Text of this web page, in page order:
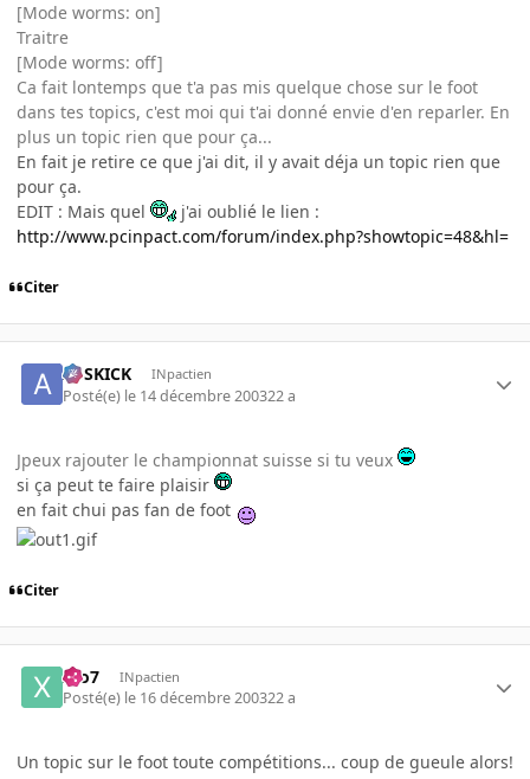
[Mode worms: on]
Traitre
[Mode worms: off]
Ca fait lontemps que t'a pas mis quelque chose sur le foot
dans tes topics, c'est moi qui t'ai donné envie d'en reparler. En
plus un topic rien que pour ça...
En fait je retire ce que j'ai dit, il y avait déja un topic rien que
pour ça.
EDIT : Mais quel
j'ai oublié le lien :
http://www.pcinpact.com/forum/index.php?showtopic=48&hl=
Citer
ASSKICK INpactien
Posté(e) le 14 décembre 200322 a
Jpeux rajouter le championnat suisse si tu veux
si ça peut te faire plaisir
en fait chui pas fan de foot
Citer
xto7 INpactien
Posté(e) le 16 décembre 200322 a
Un topic sur le foot toute compétitions... coup de gueule alors!